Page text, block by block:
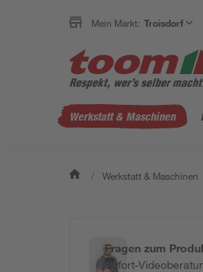
Mein Markt: Troisdorf
Werkstatt & Maschinen
/ Werkstatt & Maschinen
Fragen zum
Sofort-